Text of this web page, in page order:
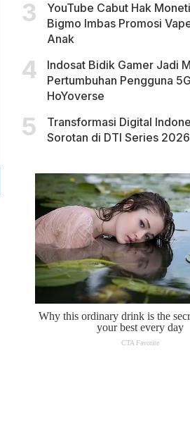
YouTube Cabut Hak
Bigmo Imbas Promosi
Anak
Indosat Bidik Gamer Jadi
Pertumbuhan Pengguna
HoYoverse
Transformasi Digital
Sorotan di DTI Series 2026